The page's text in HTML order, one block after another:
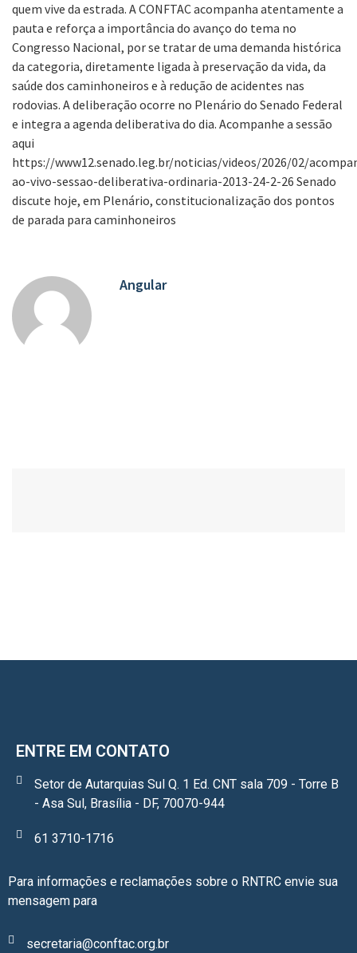
quem vive da estrada. A CONFTAC acompanha atentamente a
pauta e reforça a importância do avanço do tema no
Congresso Nacional, por se tratar de uma demanda histórica
da categoria, diretamente ligada à preservação da vida, da
saúde dos caminhoneiros e à redução de acidentes nas
rodovias. A deliberação ocorre no Plenário do Senado Federal
e integra a agenda deliberativa do dia. Acompanhe a sessão
aqui
https://www12.senado.leg.br/noticias/videos/2026/02/
ao-vivo-sessao-deliberativa-ordinaria-2013-24-2-26 Senado
discute hoje, em Plenário, constitucionalização dos pontos
de parada para caminhoneiros
Angular
ENTRE EM CONTATO
Setor de Autarquias Sul Q. 1 Ed. CNT sala 709 - Torre B
- Asa Sul, Brasília - DF, 70070-944
61 3710-1716
Para informações e reclamações sobre o RNTRC envie sua
mensagem para
secretaria@conftac.org.br